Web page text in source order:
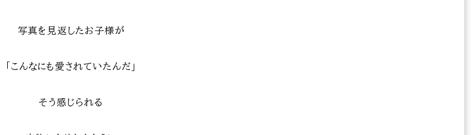
写真を見返したお子様が
「こんなにも愛されていたんだ」
そう感じられる